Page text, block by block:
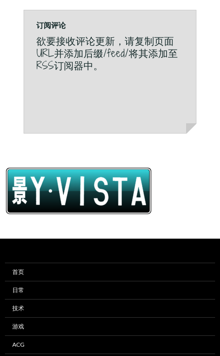
订阅评论
欲要接收评论更新，请复制页面
URL并添加后缀/feed/将其添加至
RSS订阅器中。
首页
日常
技术
游戏
ACG